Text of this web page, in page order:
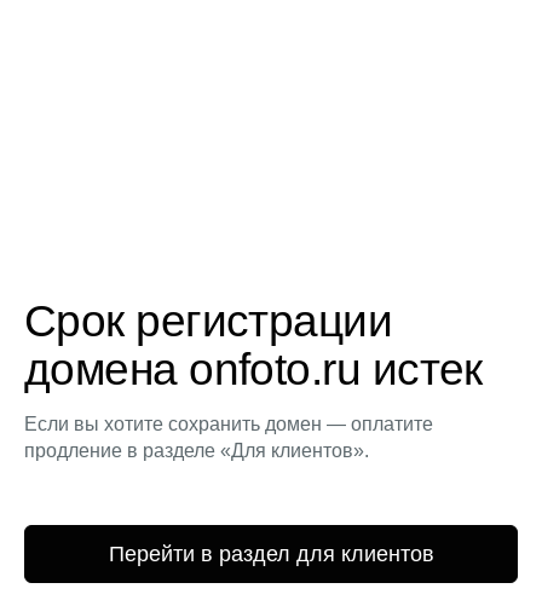
Срок регистрации
домена onfoto.ru истек
Если вы хотите сохранить домен — оплатите
продление в разделе «Для клиентов».
Перейти в раздел для клиентов